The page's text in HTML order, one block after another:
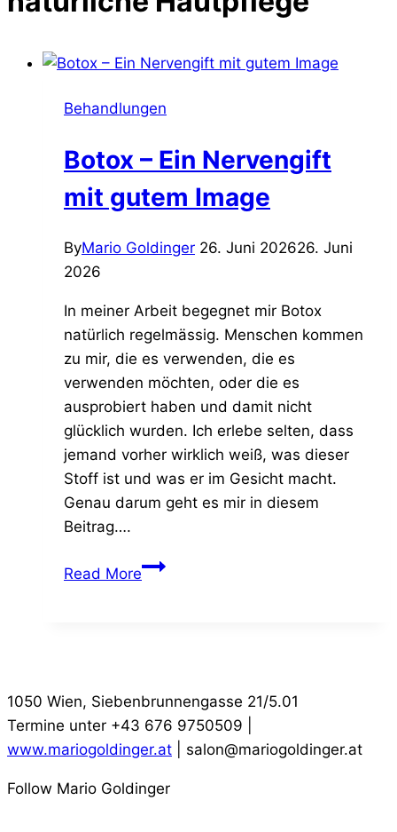
Behandlungen
Botox – Ein Nervengift
mit gutem Image
ByMario Goldinger 26. Juni 202626. Juni
2026
In meiner Arbeit begegnet mir Botox
natürlich regelmässig. Menschen kommen
zu mir, die es verwenden, die es
verwenden möchten, oder die es
ausprobiert haben und damit nicht
glücklich wurden. Ich erlebe selten, dass
jemand vorher wirklich weiß, was dieser
Stoff ist und was er im Gesicht macht.
Genau darum geht es mir in diesem
Beitrag….
Read MoreBotox
Image
1050 Wien, Siebenbrunnengasse 21/5.01
Termine unter +43 676 9750509 |
www.mariogoldinger.at | salon@mariogoldinger.at
Follow Mario Goldinger